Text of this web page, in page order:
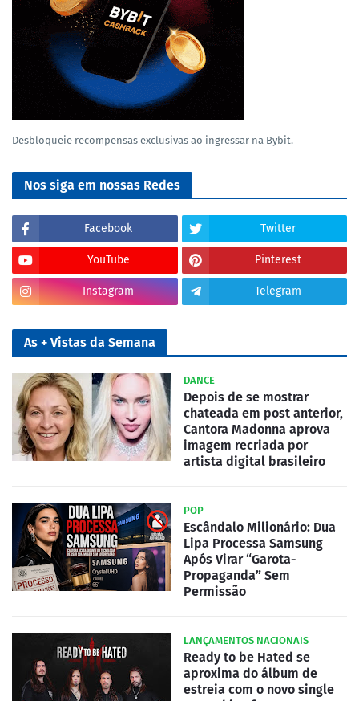
Desbloqueie recompensas exclusivas ao ingressar na Bybit.
Nos siga em nossas Redes
Facebook Twitter
YouTube Pinterest
Instagram Telegram
As + Vistas da Semana
DANCE
Depois de se mostrar
chateada em post anterior,
Cantora Madonna aprova
imagem recriada por
artista digital brasileiro
POP
Escândalo Milionário: Dua
Lipa Processa Samsung
Após Virar “Garota-
Propaganda” Sem
Permissão
LANÇAMENTOS NACIONAIS
Ready to be Hated se
aproxima do álbum de
estreia com o novo single